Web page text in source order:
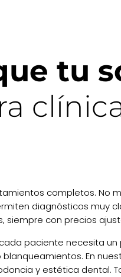
tu
completos. No
diagnósticos muy
siempre con precios
paciente necesita
En
y estética dental.